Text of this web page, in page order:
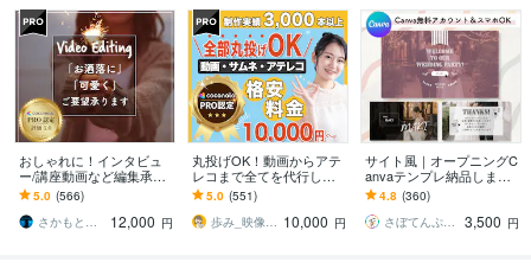
おしゃれに！インタビュ
ー/講座動画など編集承り
ます PR動画/YouTube等も
おしゃれに編集させて頂
きます！
5.0 (566)
さかもと＠動画クリエイター
12,000 円
丸投げOK！動画からアテ
レコまで全てを代行しま
す 日経トレンディ掲載さ
れました！某保険会社・
音楽制作会社実績有
5.0 (551)
歩み_映像クリエイター 10,000 円
サイト風｜オープニングC
anvaテンプレ納品します
＼販売実績1000件以上！
Canva無料でスマホでOK
／
4.8 (360)
さぼてんぷれーと｜結婚式を、もっと楽しく
3,500 円